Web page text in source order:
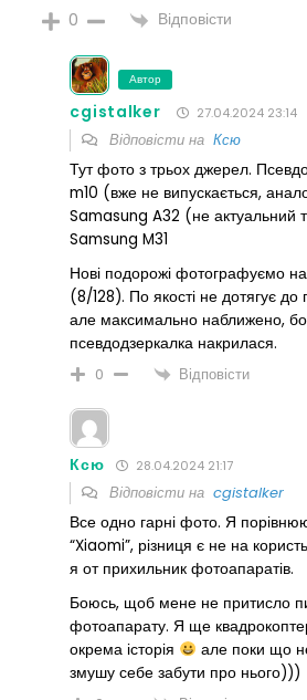
0 Відповісти
Автор
cgistalker 27.04.2024 23:14
Відповісти наКсю
Тут фото з трьох джерел.
m10 (вже не випускається,
Samasung A32 (не актуальний
Samsung M31
Нові подорожі фотографуємо
(8/128). По якості не дотягує до
але максимально наближено,
псевдодзеркалка накрилася.
0
Відповісти
Ксю 28.04.2024 21:17
Відповісти наcgistalker
Все одно гарні фото. Я
“Xiaomi”, різниця є не на
я от прихильник фотоапаратів.
Боюсь, щоб мене не притисло
фотоапарату. Я ще
окрема історія
але поки що
змушу себе забути про нього)))